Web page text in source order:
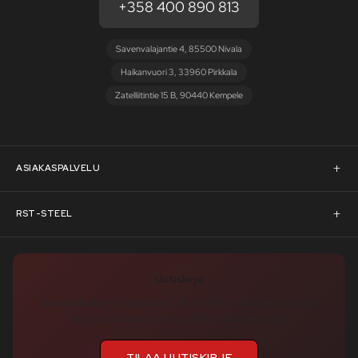
+358 400 890 813
Savenvalajantie 4, 85500 Nivala
Haikanvuori 3, 33960 Pirkkala
Zatelliitintie 15 B, 90440 Kempele
ASIAKASPALVELU
Asiakaspalvelu
Pyydä tarjous
RST-STEEL
RST-Steelin tarina
Tukku-asiakkaaksi
Uutiskirje